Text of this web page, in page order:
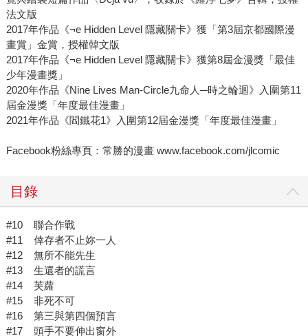
法文版
2017年作品《¬e Hidden Level 隱藏關卡》獲「第3屆京都國際漫
畫賞」金賞，授權韓文版
2017年作品《¬e Hidden Level 隱藏關卡》獲第8屆金漫獎「最佳
少年漫畫獎」
2020年作品《Nine Lives Man-Circle九命人─時之輪迴》入圍第11
屆金漫獎「年度最佳漫畫」
2021年作品《閻鐵花1》入圍第12屆金漫獎「年度最佳漫畫」
Facebook粉絲專頁：常勝的漫畫 www.facebook.com/jlcomic
目錄
#10 聯合作戰
#11 倖存者不止妳一人
#12 無所不能先生
#13 生還者的謊言
#14 芙蘿
#15 非死不可
#16 第三與第四個預言
#17 頭手不要伸出窗外